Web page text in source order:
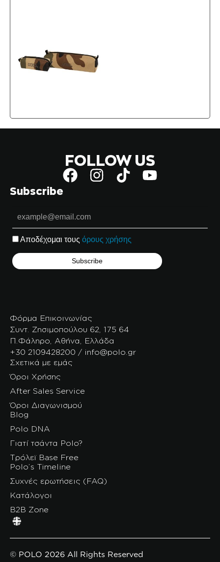
FOLLOW US
Subscribe
Αποδέχομαι τους όρους χρήσης
Φόρμα Επικοινωνίας
Συντ. Ζησιμοπούλου 62, 175 64
Π.Φάληρο, Αθήνα, Ελλάδα
+30 2109428200 / info@polo.gr
Σχετικά με εμάς
Όροι Χρήσης
After Sales Service
Όροι Διαγωνισμού
Blog
Polo DNA
Γιατί τσάντα Polo?
Τρόλεϊ Base Free
Polo’s Timeline
Συχνές ερωτήσεις (FAQ)
Κατάλογοι
B2B Zone
© POLO 2026 All Rights Reserved